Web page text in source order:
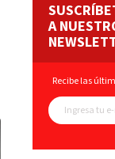
A
Recibe las